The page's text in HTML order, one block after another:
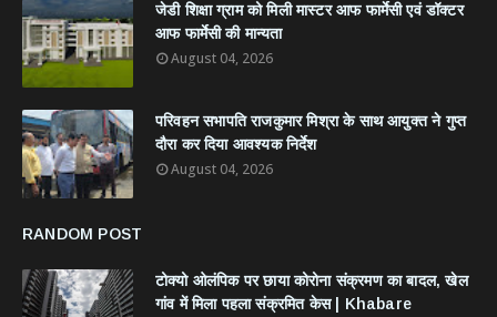
जेडी शिक्षा ग्राम को मिली मास्टर आफ फार्मेसी एवं डॉक्टर
आफ फार्मेसी की मान्यता
August 04, 2026
परिवहन सभापति राजकुमार मिश्रा के साथ आयुक्त ने गुप्त
दौरा कर दिया आवश्यक निर्देश
August 04, 2026
RANDOM POST
टोक्यो ओलंपिक पर छाया कोरोना संक्रमण का बादल, खेल
गांव में मिला पहला संक्रमित केस | Khabare